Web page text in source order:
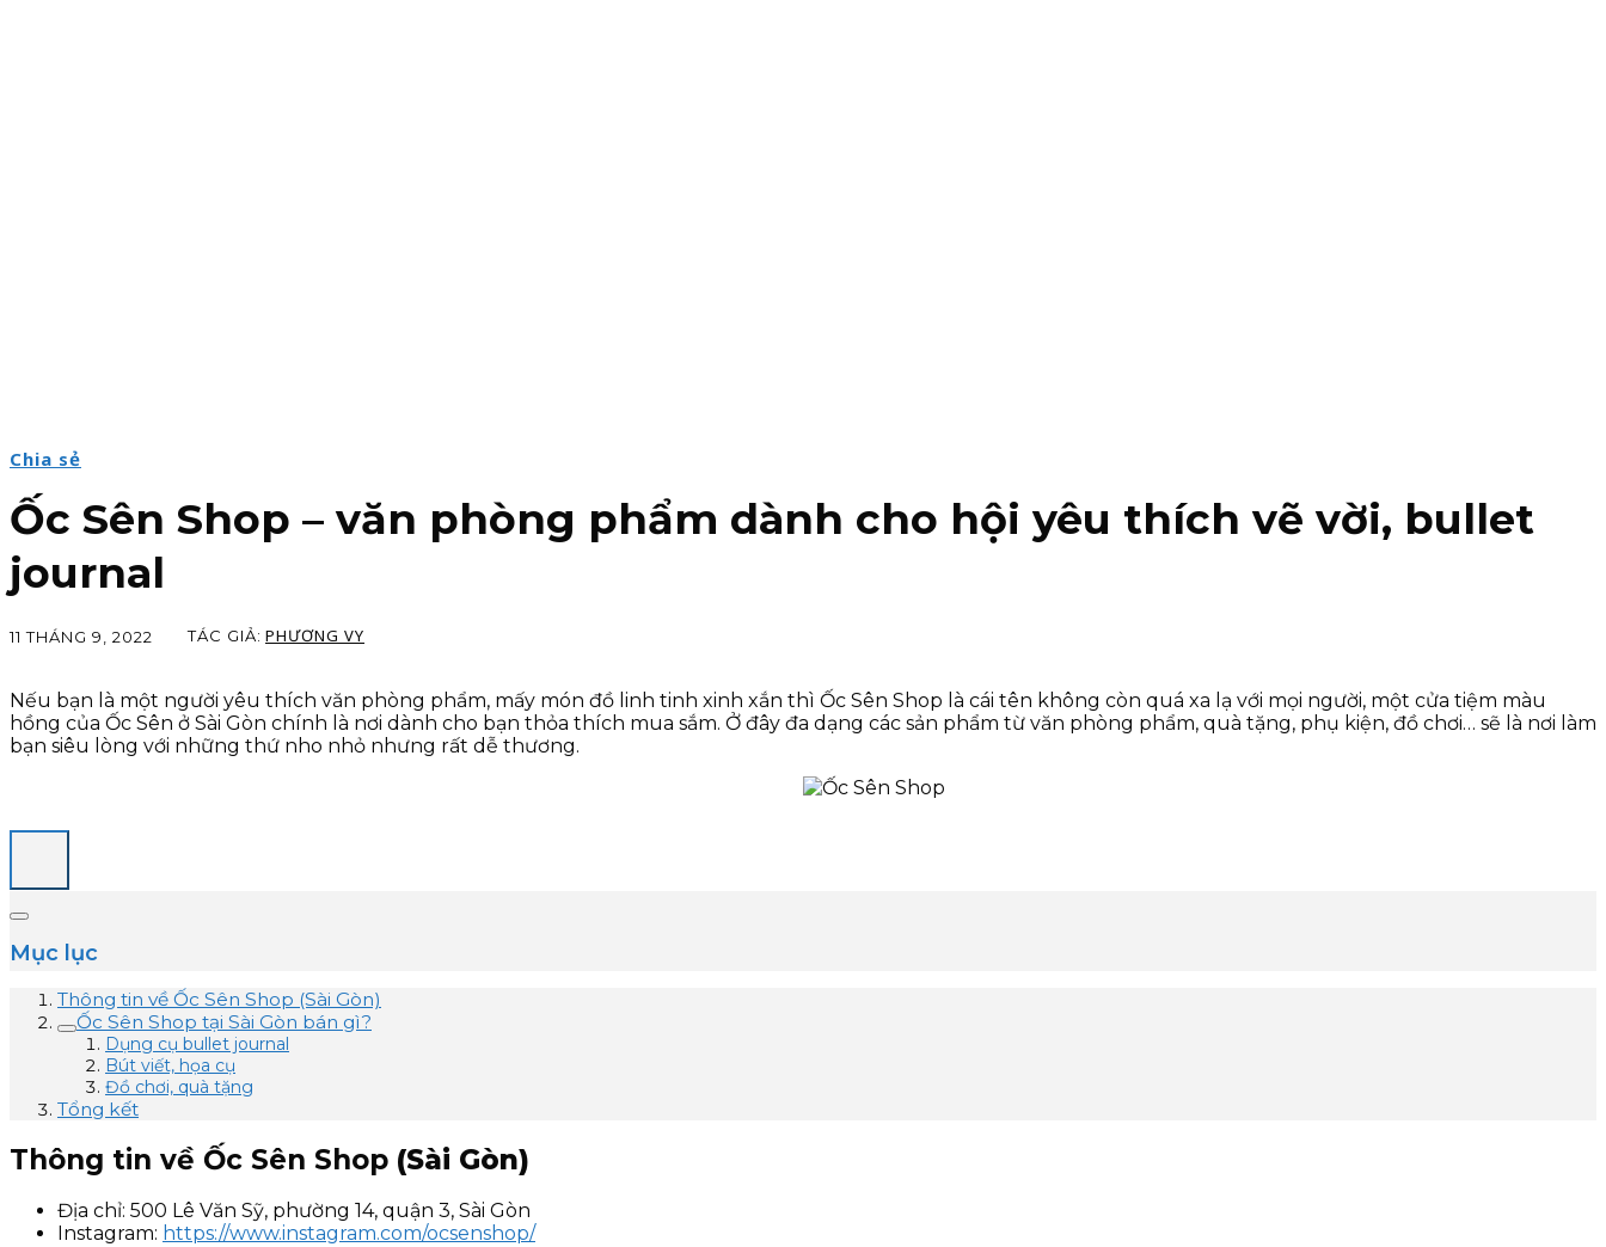
Chia sẻ
Ốc Sên Shop – văn phòng phẩm dành cho hội yêu thích vẽ vời, bullet
journal
11 THÁNG 9, 2022 TÁC GIẢ: PHƯƠNG VY
Nếu bạn là một người yêu thích văn phòng phẩm, mấy món đồ linh tinh xinh xắn thì Ốc Sên Shop là cái tên không còn quá xa lạ với mọi người, một cửa tiệm màu
hồng của Ốc Sên ở Sài Gòn chính là nơi dành cho bạn thỏa thích mua sắm. Ở đây đa dạng các sản phẩm từ văn phòng phẩm, quà tặng, phụ kiện, đồ chơi… sẽ là nơi làm
bạn siêu lòng với những thứ nho nhỏ nhưng rất dễ thương.
Mục lục
Thông tin về Ốc Sên Shop (Sài Gòn)
Ốc Sên Shop tại Sài Gòn bán gì?
Dụng cụ bullet journal
Bút viết, họa cụ
Đồ chơi, quà tặng
Tổng kết
Thông tin về Ốc Sên Shop (Sài Gòn)
Địa chỉ: 500 Lê Văn Sỹ, phường 14, quận 3, Sài Gòn
Instagram: https://www.instagram.com/ocsenshop/